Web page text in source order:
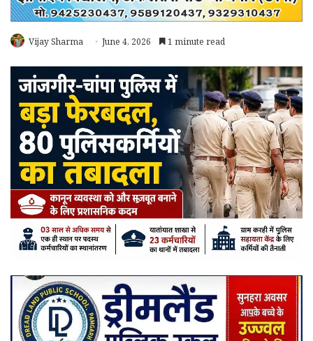
Vijay Sharma June 4, 2026 1 minute read